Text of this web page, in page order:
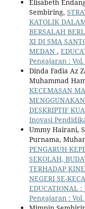
Elisabeth
Sembiring,
KATOLIK
BERSALAH
XI DI SMA
MEDAN ,
Pengajaran :
Dinda Fadia Az
Muhammad
KECEMASAN
DESKRIPTIF
Inovasi
Ummy Hairani,
Purnama,
PENGARUH
SEKOLAH,
TERHADAP
NEGERI SE-
EDUCATIONAL
Pengajaran :